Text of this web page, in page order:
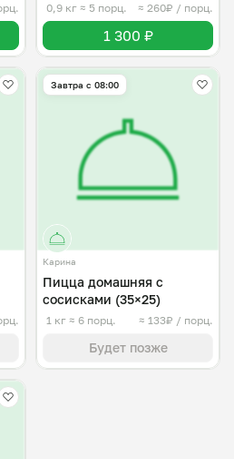
0,9 кг ≈ 5 порц. ≈ 260₽ / порц.
1 300 ₽
Завтра c 08:00
Карина
Пицца домашняя с
сосисками (35×25)
1 кг ≈ 6 порц. ≈ 133₽ / порц.
Будет позже